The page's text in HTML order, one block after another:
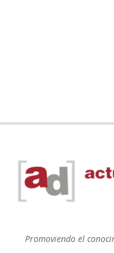
Promoviendo el